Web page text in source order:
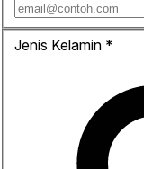
Jenis Kelamin *